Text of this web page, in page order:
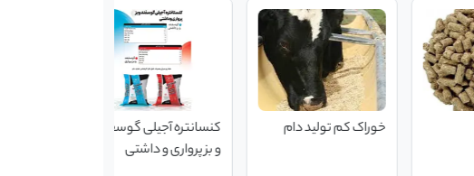
خوراک کم تولید دام
کنسانتره آجیلی گوسفند
و بز پرواری و داشتی